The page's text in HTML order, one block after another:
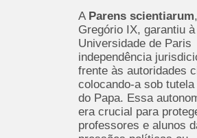
A Parens scientiarum
Gregório IX, garantiu à
Universidade de Paris
independência
frente às autoridades
colocando-a sob tutela
do Papa. Essa
era crucial para
professores e alunos